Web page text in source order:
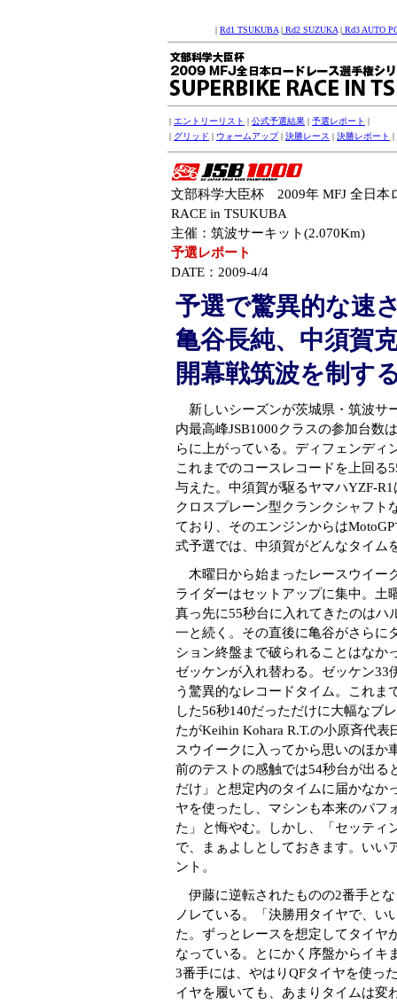
| Rd1 TSUKUBA | Rd2 SUZUKA | Rd3 AUTO
| エントリーリスト | 公式予選結果 | 予選レポート |
| グリッド | ウォームアップ| 決勝レース | 決勝レポート |
文部科学大臣杯 2009年 MFJ 全日本
RACE in TSUKUBA
主催：筑波サーキット(2.070Km)
予選レポート
DATE：2009-4/4
予選で驚異的な速
亀谷長純、中須賀
開幕戦筑波を制す
新しいシーズンが茨城県・筑波サ
内最高峰JSB1000クラスの参加台数
らに上がっている。ディフェンディ
これまでのコースレコードを上回る
与えた。中須賀が駆るヤマハYZF-
クロスプレーン型クランクシャフト
ており、そのエンジンからは
式予選では、中須賀がどんなタイム
木曜日から始まったレースウイー
ライダーはセットアップに集中。土
真っ先に55秒台に入れてきたのはハ
一と続く。その直後に亀谷がさらに
ション終盤まで破られることはなか
ゼッケンが入れ替わる。ゼッケン33
う驚異的なレコードタイム。これま
した56秒140だっただけに大幅なブ
たがKeihin Kohara R.T.の小原斉代
スウイークに入ってから思いのほか
前のテストの感触では54秒台が出る
だけ」と想定内のタイムに届かなか
ヤを使ったし、マシンも本来のパフ
た」と悔やむ。しかし、「セッティ
で、まぁよしとしておきます。いい
ント。
伊藤に逆転されたものの2番手と
ノレている。「決勝用タイヤで、
た。ずっとレースを想定してタイヤ
なっている。とにかく序盤からイキ
3番手には、やはりQFタイヤを使っ
イヤを履いても、あまりタイムは変